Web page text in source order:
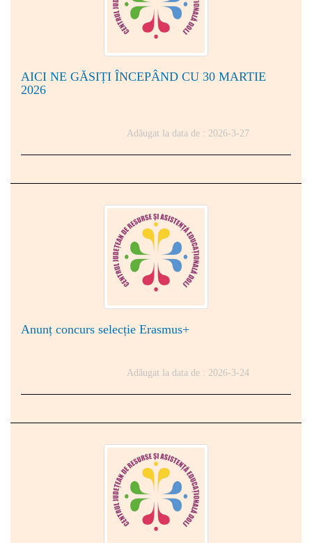
AICI NE GĂSIȚI ÎNCEPÂND CU 30 MARTIE
2026
Adăugat la data de : 2026-3-27
Anunț concurs selecție Erasmus+
Adăugat la data de : 2026-3-24